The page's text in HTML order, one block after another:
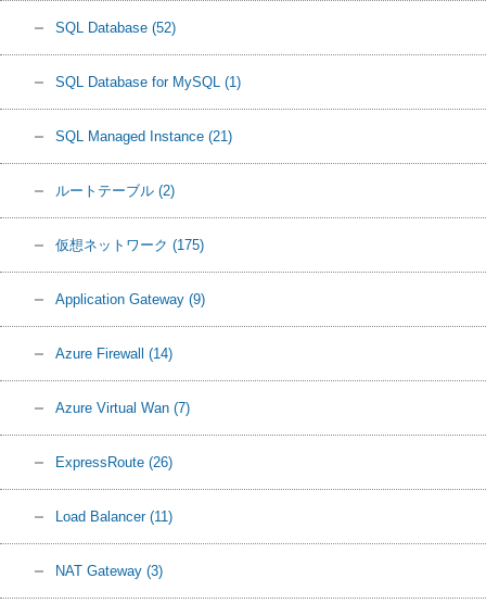
SQL Database (52)
SQL Database for MySQL (1)
SQL Managed Instance (21)
ルートテーブル (2)
仮想ネットワーク (175)
Application Gateway (9)
Azure Firewall (14)
Azure Virtual Wan (7)
ExpressRoute (26)
Load Balancer (11)
NAT Gateway (3)